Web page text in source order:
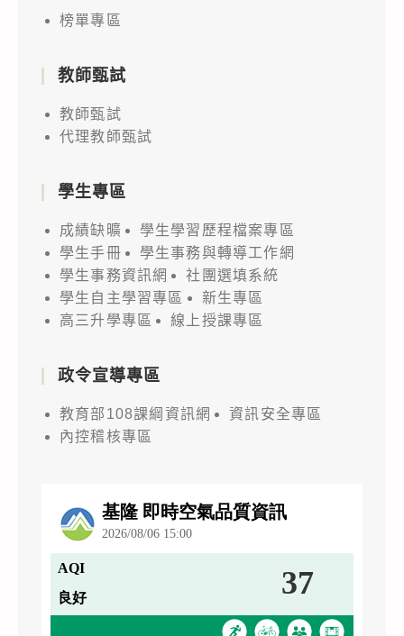
榜單專區
教師甄試
教師甄試
代理教師甄試
學生專區
成績缺曠
學生學習歷程檔案專區
學生手冊
學生事務與轉導工作網
學生事務資訊網
社團選填系統
學生自主學習專區
新生專區
高三升學專區
線上授課專區
政令宣導專區
教育部108課綱資訊網
資訊安全專區
內控稽核專區